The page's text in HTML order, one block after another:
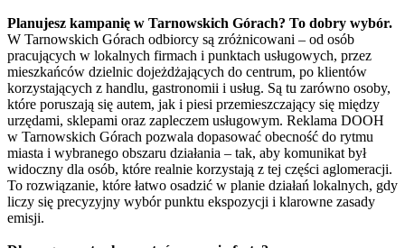
Planujesz kampanię w Tarnowskich Górach? To dobry wybór.
W Tarnowskich Górach odbiorcy są zróżnicowani – od osób
pracujących w lokalnych firmach i punktach usługowych, przez
mieszkańców dzielnic dojeżdżających do centrum, po klientów
korzystających z handlu, gastronomii i usług. Są tu zarówno osoby,
które poruszają się autem, jak i piesi przemieszczający się między
urzędami, sklepami oraz zapleczem usługowym. Reklama DOOH
w Tarnowskich Górach pozwala dopasować obecność do rytmu
miasta i wybranego obszaru działania – tak, aby komunikat był
widoczny dla osób, które realnie korzystają z tej części aglomeracji.
To rozwiązanie, które łatwo osadzić w planie działań lokalnych, gdy
liczy się precyzyjny wybór punktu ekspozycji i klarowne zasady
emisji.